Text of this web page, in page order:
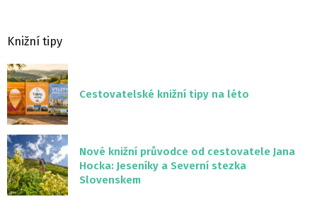
Knižní tipy
Cestovatelské knižní tipy na léto
Nové knižní průvodce od cestovatele Jana
Hocka: Jeseníky a Severní stezka
Slovenskem